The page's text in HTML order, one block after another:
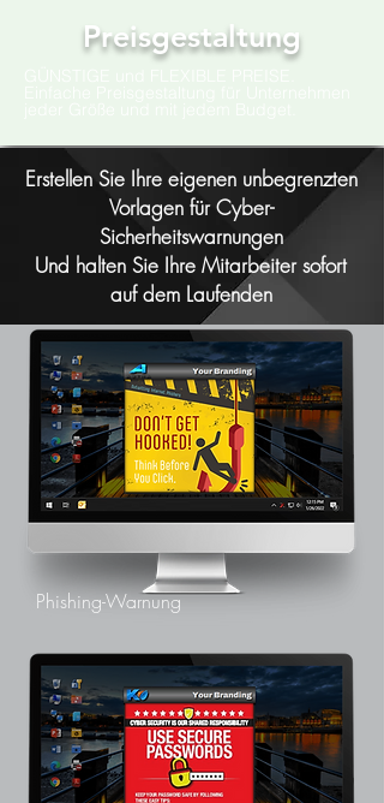
Preisgestaltung
Phishing-Warnung
Erstellen Sie Ihre eigenen unbegrenzten
Vorlagen für Cyber-
Sicherheitswarnungen
Und halten Sie Ihre Mitarbeiter sofort
auf dem Laufenden